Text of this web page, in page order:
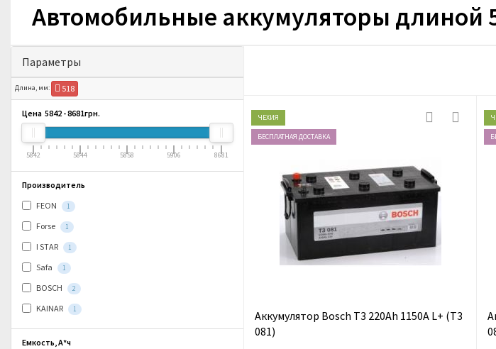
Автомобильные аккумуляторы длиной
Параметры
Длина, мм: 518
Цена 5842-8681грн.
5842 5844 5858 5906 8681
Производитель
FEON
1
Forse 1
I STAR 1
Safa 1
BOSCH 2
KAINAR 1
Емкость, А*ч
ЧЕХИЯ
БЕСПЛАТНАЯ ДОСТАВКА
Аккумулятор Bosch T3 220Ah 1150A L+ (T3
081)